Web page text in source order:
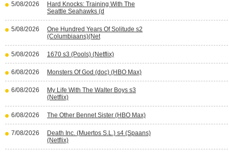
5/08/2026
Hard Knocks: Training With The
Seattle Seahawks (d
5/08/2026
One Hundred Years Of Solitude s2
(Columbiaans)(Net
5/08/2026 1670 s3 (Pools) (Netflix)
6/08/2026 Monsters Of God (doc) (HBO Max)
6/08/2026
My Life With The Walter Boys s3
(Netflix)
6/08/2026 The Other Bennet Sister (HBO Max)
7/08/2026
Death Inc. (Muertos S.L.) s4 (Spaans)
(Netflix)